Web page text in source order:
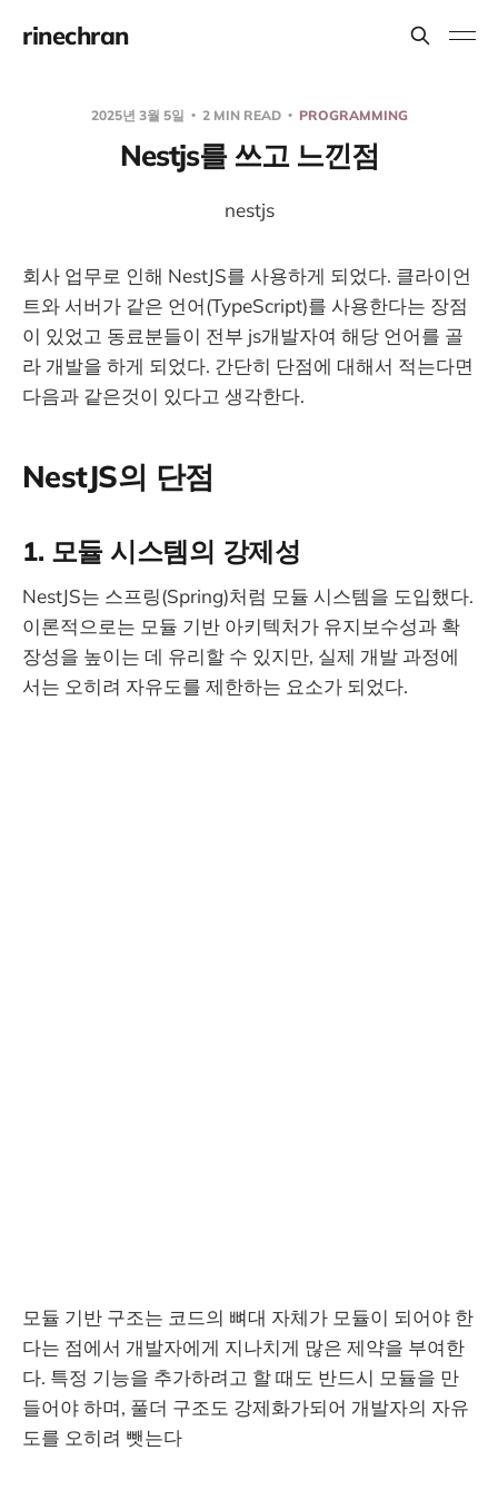
rinechran
2025년 3월 5일 2 MIN READ PROGRAMMING
Nestjs를 쓰고 느낀점
nestjs
회사 업무로 인해 NestJS를 사용하게 되었다. 클라이언
트와 서버가 같은 언어(TypeScript)를 사용한다는 장점
이 있었고 동료분들이 전부 js개발자여 해당 언어를 골
라 개발을 하게 되었다. 간단히 단점에 대해서 적는다면
다음과 같은것이 있다고 생각한다.
NestJS의 단점
1. 모듈 시스템의 강제성
NestJS는 스프링(Spring)처럼 모듈 시스템을 도입했다.
이론적으로는 모듈 기반 아키텍처가 유지보수성과 확
장성을 높이는 데 유리할 수 있지만, 실제 개발 과정에
서는 오히려 자유도를 제한하는 요소가 되었다.
모듈 기반 구조는 코드의 뼈대 자체가 모듈이 되어야 한
다는 점에서 개발자에게 지나치게 많은 제약을 부여한
다. 특정 기능을 추가하려고 할 때도 반드시 모듈을 만
들어야 하며, 풀더 구조도 강제화가되어 개발자의 자유
도를 오히려 뺏는다